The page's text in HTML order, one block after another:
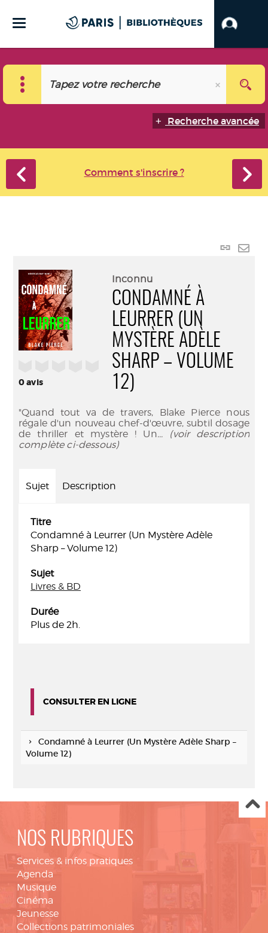
Recherche avancée
Comment s'inscrire ?
Lien
0avis
Inconnu
CONDAMNÉ À
LEURRER (UN
MYSTÈRE ADÈLE
SHARP – VOLUME
12)
"Quand tout va de travers, Blake Pierce nous
régale d'un nouveau chef-d'œuvre, subtil dosage
de thriller et mystère ! Un... (voir description
complète ci-dessous)
Sujet Description
Titre
Condamné à Leurrer (Un Mystère Adèle
Sharp – Volume 12)
Sujet
Livres & BD
Durée
Plus de 2h.
CONSULTER EN LIGNE
Condamné à Leurrer (Un Mystère Adèle Sharp –
Volume 12)
NOS RUBRIQUES
Services & infos pratiques
Agenda
Musique
Cinéma
Jeunesse
Collections patrimoniales